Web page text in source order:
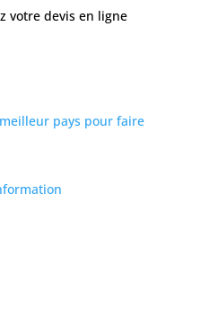
votre devis en ligne
pays pour faire